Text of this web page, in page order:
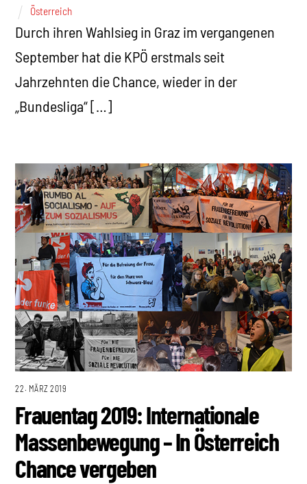
Österreich
Durch ihren Wahlsieg in Graz im vergangenen
September hat die KPÖ erstmals seit
Jahrzehnten die Chance, wieder in der
„Bundesliga“ […]
22. MÄRZ 2019
Frauentag 2019: Internationale
Massenbewegung – In Österreich
Chance vergeben